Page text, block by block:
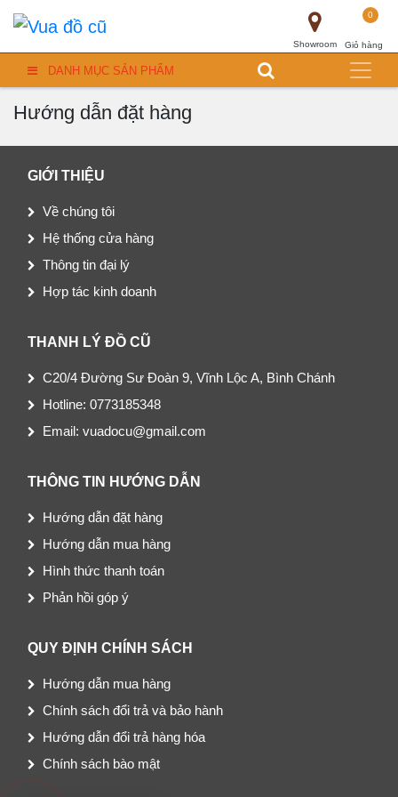
0
Giỏ hàng
Showroom
DANH MỤC SẢN PHẨM
Hướng dẫn đặt hàng
GIỚI THIỆU
Về chúng tôi
Hệ thống cửa hàng
Thông tin đại lý
Hợp tác kinh doanh
THANH LÝ ĐỒ CŨ
C20/4 Đường Sư Đoàn 9, Vĩnh Lộc A, Bình Chánh
Hotline: 0773185348
Email: vuadocu@gmail.com
THÔNG TIN HƯỚNG DẪN
Hướng dẫn đặt hàng
Hướng dẫn mua hàng
Hình thức thanh toán
Phản hồi góp ý
QUY ĐỊNH CHÍNH SÁCH
Hướng dẫn mua hàng
Chính sách đổi trả và bảo hành
Hướng dẫn đổi trả hàng hóa
Chính sách bào mật